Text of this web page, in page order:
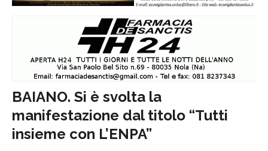
BAIANO. Si è svolta la
manifestazione dal titolo “Tutti
insieme con L’ENPA”